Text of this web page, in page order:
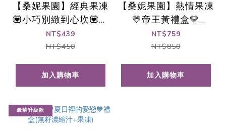
【桑妮果園】經典果凍
💟小巧別緻到心坎💟禮
盒 600g/盒
NT$439
NT$450
加入購物車
【桑妮果園】熱情果凍
💛帝王黃禮盒💛
1200g/盒
NT$759
NT$850
加入購物車
豪華升級款